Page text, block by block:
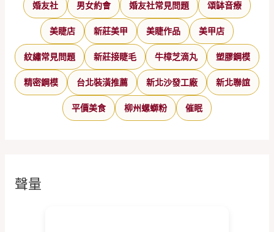
婚友社 男女約會 婚友社常見問題 頌缽音療
美睫店 新莊美甲 美睫作品 美甲店
紋繡常見問題 新莊接睫毛 牛樟芝滴丸 塑膠鋼模
精密鋼模 台北裝潢推薦 新北沙發工廠 新北聯誼
平價美食 柳州螺螄粉 催眠
聲量